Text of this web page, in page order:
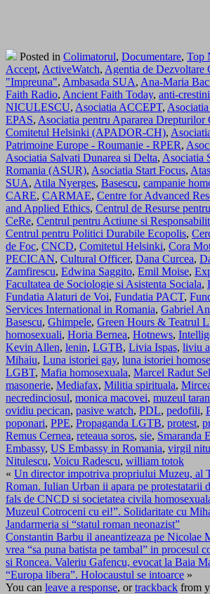
Posted in Colimatorul, Documentare, Top
Accept, ActiveWatch, Agentia de Dezvoltare
"Impreuna", Ambasada SUA, Ana-Maria
Faith Radio, Ancient Faith Today, anti-
NICULESCU, Asociatia ACCEPT,
EPAS, Asociatia pentru Apararea
Comitetul Helsinki (APADOR-CH),
Patrimoine Europe - Roumanie - RPER,
Asociatia Salvati Dunarea si Delta, Asociatia
Romania (ASUR), Asociatia Start Focus,
SUA, Atila Nyerges, Basescu, campanie
CARE, CARMAE, Centre for Advanced
and Applied Ethics, Centrul de Resurse
CeRe, Centrul pentru Actiune si
Centrul pentru Politici Durabile Ecopolis,
de Foc, CNCD, Comitetul Helsinki, Cora
PECICAN, Cultural Officer, Dana Curcea,
Zamfirescu, Edwina Saggito, Emil Moise,
Facultatea de Sociologie si Asistenta Sociala,
Fundatia Alaturi de Voi, Fundatia PACT,
Services International in Romania, Gabriel
Basescu, Ghimpele, Green Hours & Teatrul
homosexuali, Horia Bernea, Hotnews,
Kevin Allen, lenin, LGTB, Livia Ispas, liviu
Mihaiu, Luna istoriei gay, luna istoriei
LGBT, Mafia homosexuala, Marcel Radut
masonerie, Mediafax, Militia spirituala,
necredinciosul, monica macovei, muzeul
ovidiu pecican, pasive watch, PDL, pedofili,
poponari, PPE, Propaganda LGTB, protest,
Remus Cernea, reteaua soros, sie, Smaranda
Embassy, US Embassy in Romania, virgil
Nitulescu, Voicu Radescu, william totok
« Un director impotriva propriului Muzeu, al
Roman. Iulian Urban ii apara pe protestatarii
fals de CNCD si societatea civila
Muzeul Cotroceni cu ei!”. Solidaritate cu
Jandarmeria si “statul roman neonazist”
Constantin Barbu il aneantizeaza pe Nicolae
vrea “sa puna batista pe tambal” in procesul
si Roncea. Valeriu Gafencu, evocat la Baia
“Europa libera”. Holocaustul se intoarce »
You can leave a response, ortrackback from